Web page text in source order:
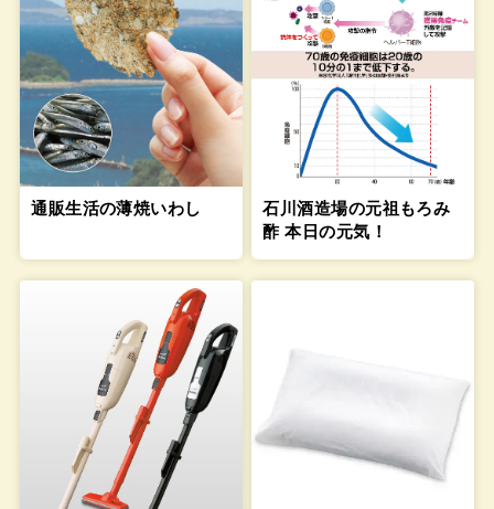
通販生活の薄焼いわし
石川酒造場の元祖もろみ
酢 本日の元気！